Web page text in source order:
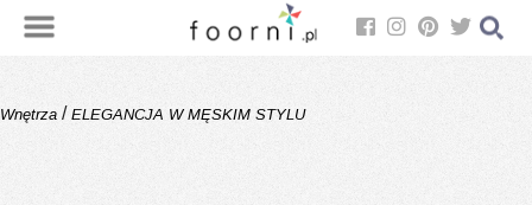
Wnętrza / ELEGANCJA W MĘSKIM STYLU